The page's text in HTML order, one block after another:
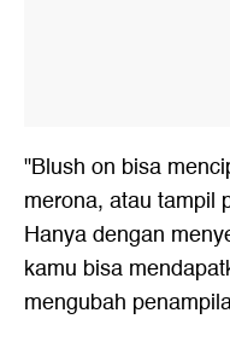
"Blush on bisa
merona, atau tampil
Hanya dengan
kamu bisa
mengubah